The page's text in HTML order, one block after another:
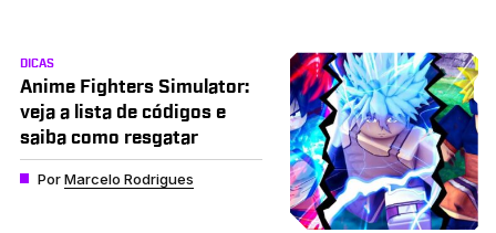
DICAS
Anime Fighters Simulator:
veja a lista de códigos e
saiba como resgatar
PorMarcelo Rodrigues